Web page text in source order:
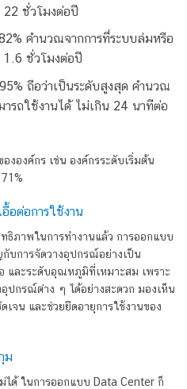
22 ชั่วโมงต่อปี
คำนวณจากการที่ระบบล่มหรือ
1.6 ชั่วโมงต่อปี
ถือว่าเป็นระดับสูงสุด คำนวณ
รถใช้งานได้ ไม่เกิน 24 นาทีต่อ
งองค์กร เช่น องค์กรระดับเริ่มต้น
อต่อการใช้งาน
ธิภาพในการทำงานแล้ว การออกแบบ
บการจัดวางอุปกรณ์อย่างเป็น
และระดับอุณหภูมิที่เหมาะสม เพราะ
ปกรณ์ต่าง ๆ ได้อย่างสะดวก มองเห็น
เจน และช่วยยืดอายุการใช้งานของ
ม
ได้ ในการออกแบบ Data Center ก็